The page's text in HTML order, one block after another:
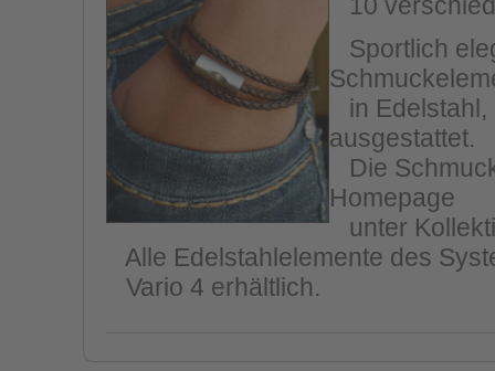
Sportlich
in Edelstahl,
ausgestattet.
Die
Homepage
unter
Alle Edelstahlelemente des
Vario 4 erhältlich.